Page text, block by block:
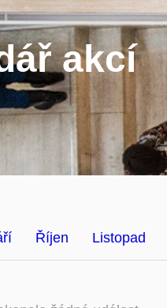
akcí
Říjen Listopad